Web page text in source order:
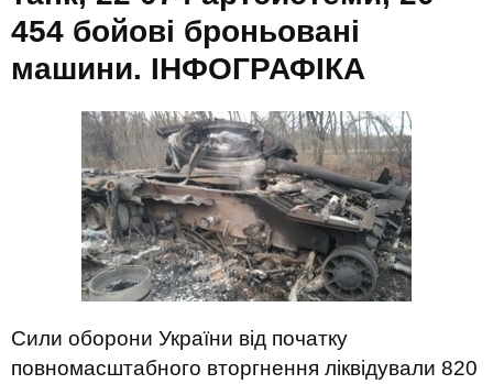
454 бойові броньовані
машини. ІНФОГРАФІКА
Сили оборони України від початку
повномасштабного вторгнення ліквідували 820